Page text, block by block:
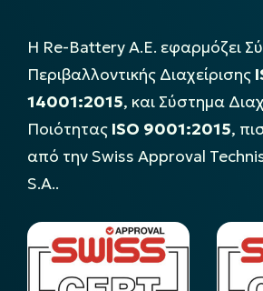
Η Re-Battery Α.Ε. εφαρμόζει
Περιβαλλοντικής Διαχείρισης
14001:2015, και Σύστημα
Ποιότητας ISO 9001:2015,
από την Swiss Approval
S.A..